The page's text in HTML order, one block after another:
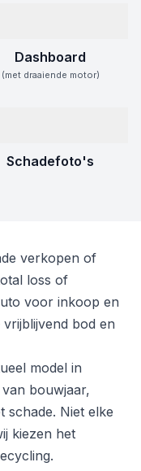
Dashboard
(met draaiende motor)
Schadefoto's
verkopen of
loss of
voor inkoop en
bod en
model in
bouwjaar,
schade. Niet elke
kiezen het